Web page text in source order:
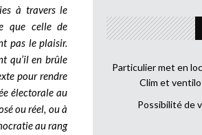
à travers le
que celle de
pas le plaisir.
qu’il en brûle
pour rendre
électorale au
ou réel, ou à
au rang
Particulier met en
Clim et
Possibilité de